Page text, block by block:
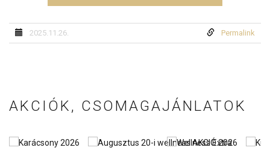
2025.11.26. Permalink
AKCIÓK, CSOMAGAJÁNLATOK